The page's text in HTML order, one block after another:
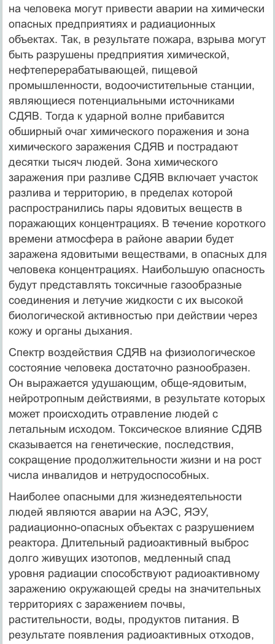
на человека могут привести аварии на химически
опасных предприятиях и радиационных
объектах. Так, в результате пожара, взрыва могут
быть разрушены предприятия химической,
нефтеперерабатывающей, пищевой
промышленности, водоочистительные станции,
являющиеся потенциальными источниками
СДЯВ. Тогда к ударной волне прибавится
обширный очаг химического поражения и зона
химического заражения СДЯВ и пострадают
десятки тысяч людей. Зона химического
заражения при разливе СДЯВ включает участок
разлива и территорию, в пределах которой
распространились пары ядовитых веществ в
поражающих концентрациях. В течение короткого
времени атмосфера в районе аварии будет
заражена ядовитыми веществами, в опасных для
человека концентрациях. Наибольшую опасность
будут представлять токсичные газообразные
соединения и летучие жидкости с их высокой
биологической активностью при действии через
кожу и органы дыхания.
Спектр воздействия СДЯВ на физиологическое
состояние человека достаточно разнообразен.
Он выражается удушающим, обще-ядовитым,
нейротропным действиями, в результате которых
может происходить отравление людей с
летальным исходом. Токсическое влияние СДЯВ
сказывается на генетические, последствия,
сокращение продолжительности жизни и на рост
числа инвалидов и нетрудоспособных.
Наиболее опасными для жизнедеятельности
людей являются аварии на АЭС, ЯЭУ,
радиационно-опасных объектах с разрушением
реактора. Длительный радиоактивный выброс
долго живущих изотопов, медленный спад
уровня радиации способствуют радиоактивному
заражению окружающей среды на значительных
территориях с заражением почвы,
растительности, воды, продуктов питания. В
результате появления радиоактивных отходов,